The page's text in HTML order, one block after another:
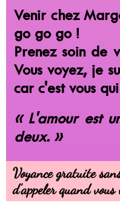
Venir chez
go go go !
Prenez soin de
Vous voyez, je
car c'est vous
« L'amour est
deux. »
Voyance gratuite
d'appeler quand vous